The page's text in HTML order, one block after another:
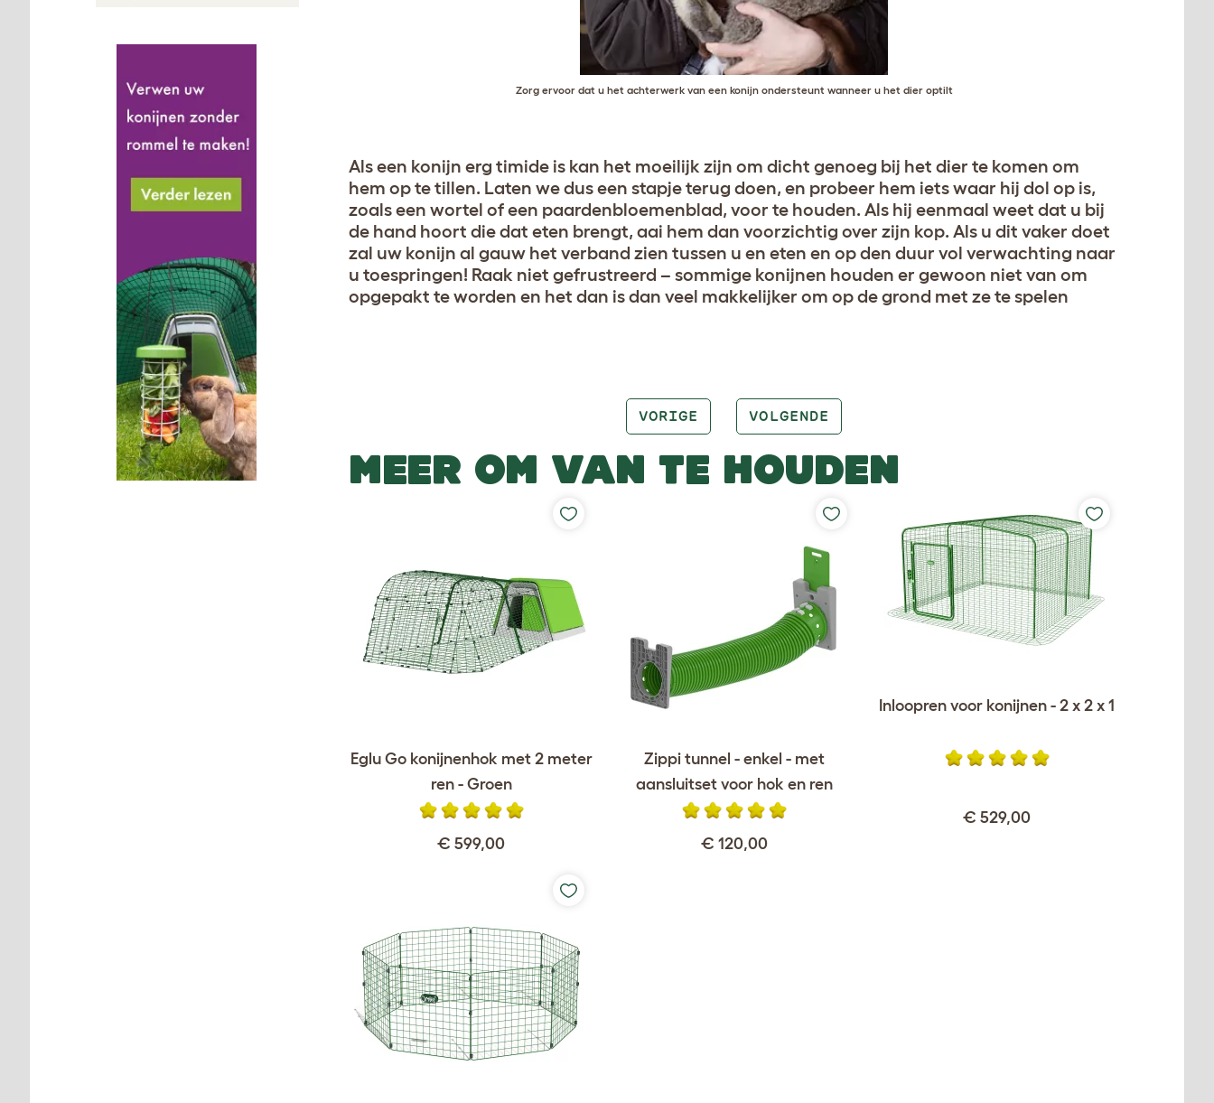
Zorg ervoor dat u het achterwerk van een konijn ondersteunt wanneer u het dier optilt
Als een konijn erg timide is kan het moeilijk zijn om dicht genoeg bij het dier te komen om
hem op te tillen. Laten we dus een stapje terug doen, en probeer hem iets waar hij dol op is,
zoals een wortel of een paardenbloemenblad, voor te houden. Als hij eenmaal weet dat u bij
de hand hoort die dat eten brengt, aai hem dan voorzichtig over zijn kop. Als u dit vaker doet
zal uw konijn al gauw het verband zien tussen u en eten en op den duur vol verwachting naar
u toespringen! Raak niet gefrustreerd – sommige konijnen houden er gewoon niet van om
opgepakt te worden en het dan is dan veel makkelijker om op de grond met ze te spelen
VORIGE VOLGENDE
MEER OM VAN TE HOUDEN
Eglu Go konijnenhok met 2 meter
ren - Groen
€ 599,00
Zippi tunnel - enkel - met
aansluitset voor hok en ren
€ 120,00
Inloopren voor konijnen - 2 x 2 x 1
€ 529,00